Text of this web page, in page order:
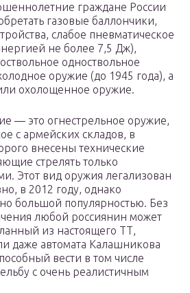
граждане России
газовые баллончики,
слабое пневматическое
не более 7,5 Дж),
одноствольное
оружие (до 1945 года), а
охолощенное оружие.
— это огнестрельное оружие,
с армейских складов, в
внесены технические
стрелять только
Этот вид оружия легализован
в 2012 году, однако
большой популярностью. Без
любой россиянин может
из настоящего ТТ,
даже автомата Калашникова
вести в том числе
с очень реалистичным